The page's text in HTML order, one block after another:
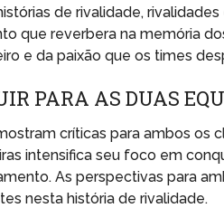
de rivalidade,
que reverbera na memória
e da paixão que os times
PARA AS DUAS
críticas para ambos os
intensifica seu foco em
As perspectivas para
nesta história de rivalidade.